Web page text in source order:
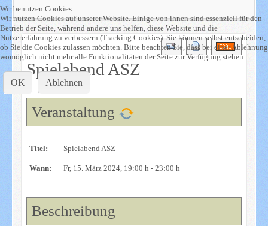
Spielabend ASZ
Veranstaltung
Titel: Spielabend ASZ
Wann: Fr, 15. März 2024, 19:00 h - 23:00 h
Beschreibung
Wir benutzen Cookies
Wir nutzen Cookies auf unserer Website. Einige von ihnen sind essenziell für den
Betrieb der Seite, während andere uns helfen, diese Website und die
Nutzererfahrung zu verbessern (Tracking Cookies). Sie können selbst entscheiden,
ob Sie die Cookies zulassen möchten. Bitte beachten Sie, dass bei einer Ablehnung
womöglich nicht mehr alle Funktionalitäten der Seite zur Verfügung stehen.
OK Ablehnen